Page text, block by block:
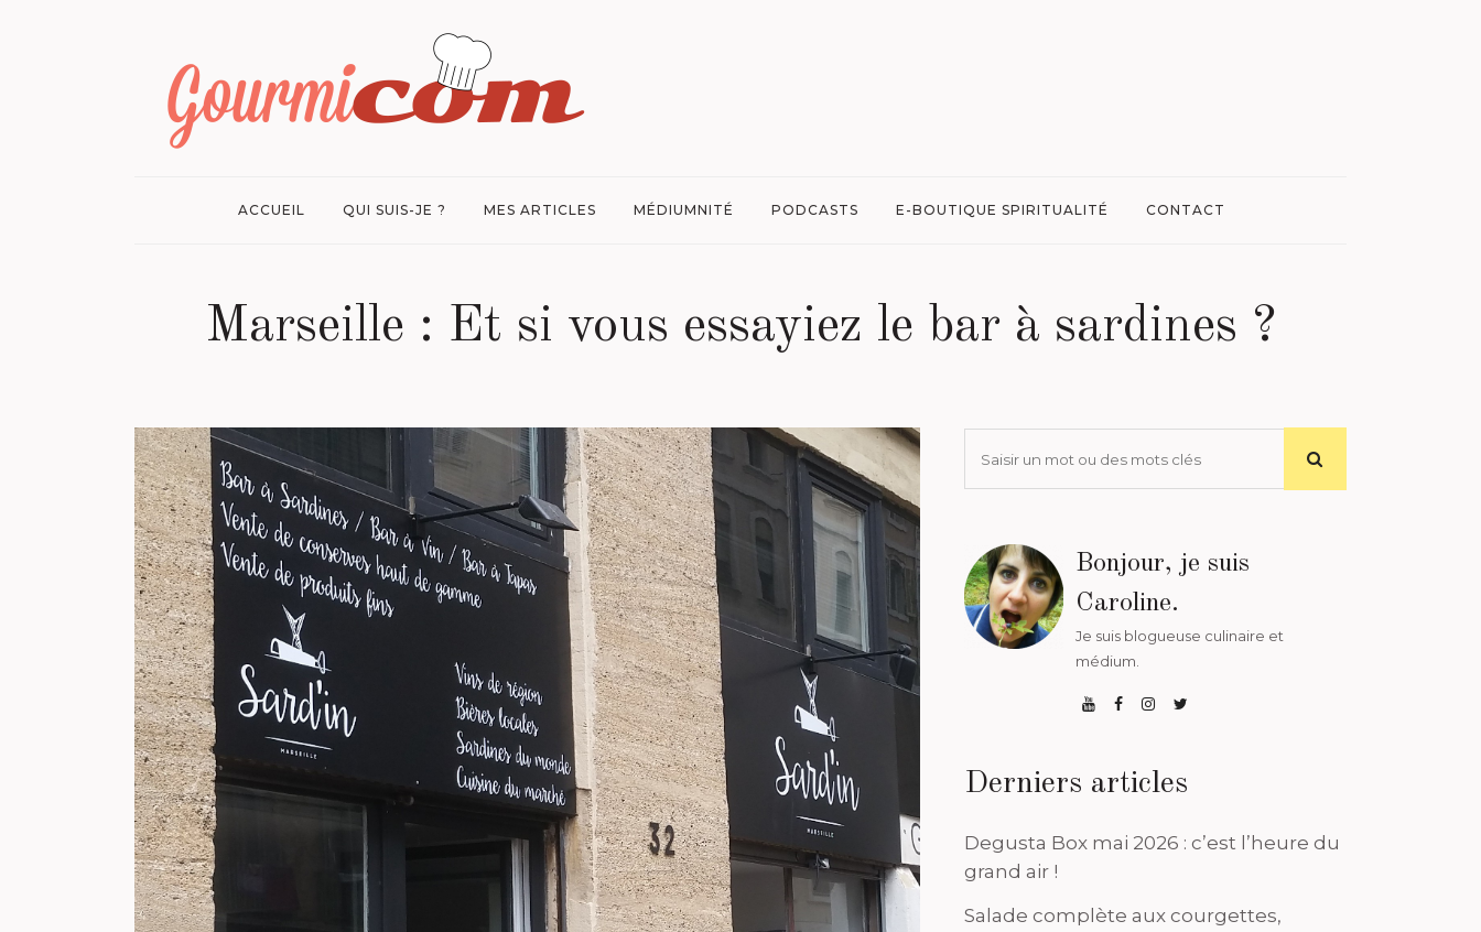
ACCUEIL QUI SUIS-JE ? MES ARTICLES MÉDIUMNITÉ PODCASTS E-BOUTIQUE SPIRITUALITÉ CONTACT
Marseille : Et si vous essayiez le bar à sardines ?
Bonjour, je suis
Caroline.
Je suis blogueuse culinaire et
médium.
Derniers articles
Degusta Box mai 2026 : c’est l’heure du
grand air !
Salade complète aux courgettes,